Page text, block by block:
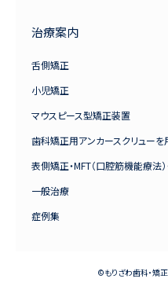
治療案内
舌側矯正
小児矯正
マウスピース型矯正装置
歯科矯正用アンカースクリュー
表側矯正・MFT（口腔筋機能療法
一般治療
症例集
©もりざわ歯科・矯